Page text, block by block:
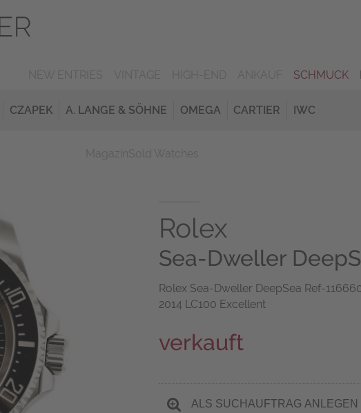
SCHMUCK
CZAPEK A. LANGE & SÖHNE OMEGA CARTIER IWC
Rolex
Sea-Dweller
Rolex Sea-Dweller DeepSea Ref-
2014 LC100 Excellent
verkauft
ALS SUCHAUFTRAG ANLEGEN